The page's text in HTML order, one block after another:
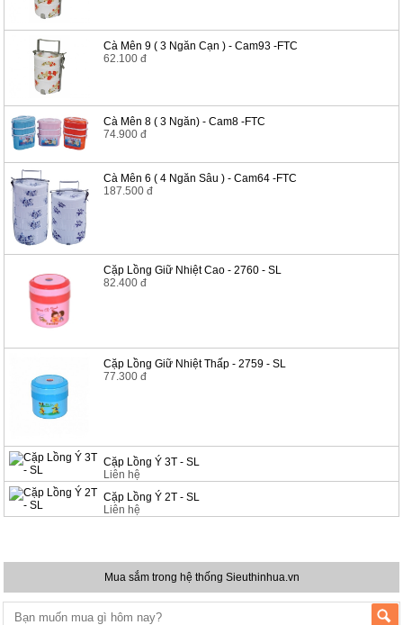
Cà Mên 9 ( 3 Ngăn Cạn ) - Cam93 -FTC
62.100 đ
Cà Mên 8 ( 3 Ngăn) - Cam8 -FTC
74.900 đ
Cà Mên 6 ( 4 Ngăn Sâu ) - Cam64 -FTC
187.500 đ
Cặp Lồng Giữ Nhiệt Cao - 2760 - SL
82.400 đ
Cặp Lồng Giữ Nhiệt Thấp - 2759 - SL
77.300 đ
Cặp Lồng Ý 3T - SL
Liên hệ
Cặp Lồng Ý 2T - SL
Liên hệ
Mua sắm trong hệ thống Sieuthinhua.vn